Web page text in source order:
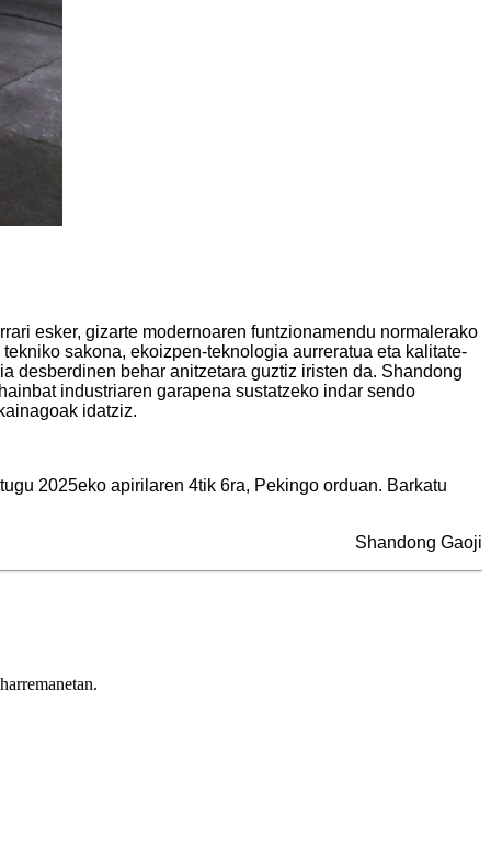
esker, gizarte modernoaren funtzionamendu normalerako
sakona, ekoizpen-teknologia aurreratua eta kalitate-
desberdinen behar anitzetara guztiz iristen da. Shandong
industriaren garapena sustatzeko indar sendo
idatziz.
2025eko apirilaren 4tik 6ra, Pekingo orduan. Barkatu
Shandong Gaoji